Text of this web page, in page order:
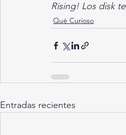
Rising! Los disk
Qué Curioso
Entradas recientes